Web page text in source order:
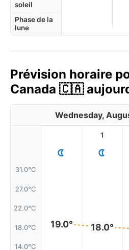
soleil
Phase de la
lune
Prévision horaire
Canada 🇨🇦
Wednesday,
31.0°C
27.0°C
22.0°C
18.0°C
14.0°C
19.0°
1
18.0°